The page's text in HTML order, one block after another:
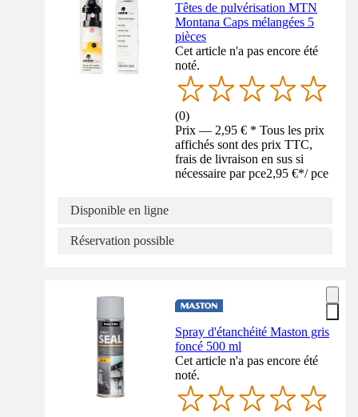
Têtes de pulvérisation MTN
Montana Caps mélangées 5
pièces
Cet article n'a pas encore été
noté.
(0)
Prix — 2,95 € * Tous les prix
affichés sont des prix TTC,
frais de livraison en sus si
nécessaire par pce2,95 €*/ pce
Disponible en ligne
Réservation possible
Spray d'étanchéité Maston gris
foncé 500 ml
Cet article n'a pas encore été
noté.